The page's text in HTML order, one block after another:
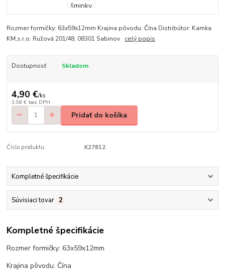
Rozmer formičky: 63x59x12mm Krajina pôvodu: Čína Distribútor: Kamka
KM,s.r.o. Ružová 201/48, 08301 Sabinov celý popis
Dostupnosť Skladom
4,90 €/ks
3,98 € bez DPH
Pridať do košíka
Číslo produktu: K27812
Kompletné špecifikácie
Súvisiaci tovar 2
Kompletné špecifikácie
Rozmer formičky: 63x59x12mm
Krajina pôvodu: Čína